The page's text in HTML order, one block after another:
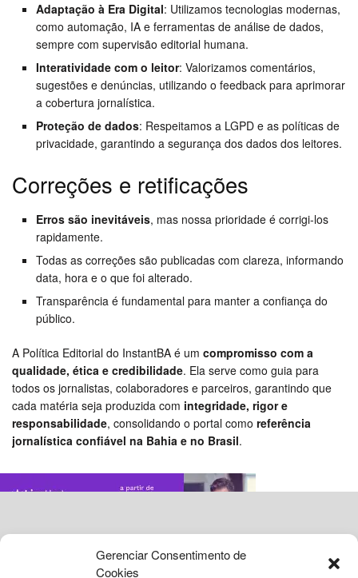
Gerenciar Consentimento de
Cookies
Adaptação à Era Digital: Utilizamos tecnologias modernas,
como automação, IA e ferramentas de análise de dados,
sempre com supervisão editorial humana.
Interatividade com o leitor: Valorizamos comentários,
sugestões e denúncias, utilizando o feedback para aprimorar
a cobertura jornalística.
Proteção de dados: Respeitamos a LGPD e as políticas de
privacidade, garantindo a segurança dos dados dos leitores.
Correções e retificações
Erros são inevitáveis, mas nossa prioridade é corrigi-los
rapidamente.
Todas as correções são publicadas com clareza, informando
data, hora e o que foi alterado.
Transparência é fundamental para manter a confiança do
público.
A Política Editorial do InstantBA é um compromisso com a
qualidade, ética e credibilidade. Ela serve como guia para
todos os jornalistas, colaboradores e parceiros, garantindo que
cada matéria seja produzida com integridade, rigor e
responsabilidade, consolidando o portal como referência
jornalística confiável na Bahia e no Brasil.